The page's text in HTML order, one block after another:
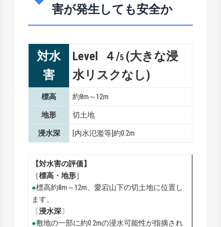
害が発生しても安全か
対水
害
Level ４/5 (大きな浸
水リスクなし)
標高 約8m～12m
地形 切土地
浸水深 [内水氾濫等]約0.2m
【対水害の評価】
［標高・地形］
●標高約8m～12m、愛宕山下の切土地に位置し
ます。
〔浸水深〕
●敷地の一部に約0.2mの浸水可能性が指摘され